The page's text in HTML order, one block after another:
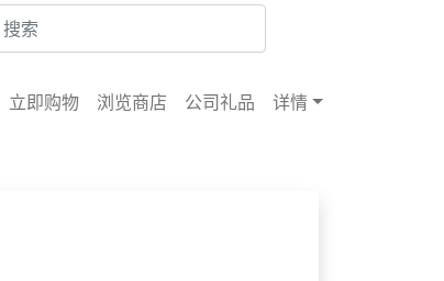
立即购物 浏览商店 公司礼品 详情